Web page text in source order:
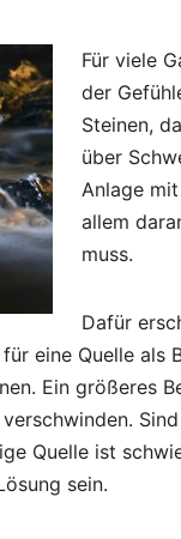
Für viele
der
Steinen,
über
Anlage
allem
muss.
Dafür
eine Quelle als
Ein größeres
Quelle ist
sein.